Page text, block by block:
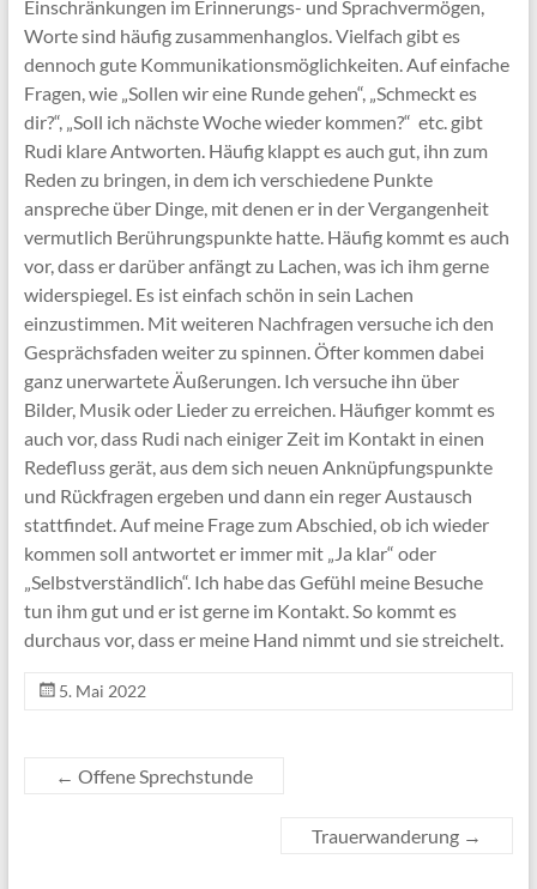
Einschränkungen im Erinnerungs- und Sprachvermögen,
Worte sind häufig zusammenhanglos. Vielfach gibt es
dennoch gute Kommunikationsmöglichkeiten. Auf einfache
Fragen, wie „Sollen wir eine Runde gehen“, „Schmeckt es
dir?“, „Soll ich nächste Woche wieder kommen?“ etc. gibt
Rudi klare Antworten. Häufig klappt es auch gut, ihn zum
Reden zu bringen, in dem ich verschiedene Punkte
anspreche über Dinge, mit denen er in der Vergangenheit
vermutlich Berührungspunkte hatte. Häufig kommt es auch
vor, dass er darüber anfängt zu Lachen, was ich ihm gerne
widerspiegel. Es ist einfach schön in sein Lachen
einzustimmen. Mit weiteren Nachfragen versuche ich den
Gesprächsfaden weiter zu spinnen. Öfter kommen dabei
ganz unerwartete Äußerungen. Ich versuche ihn über
Bilder, Musik oder Lieder zu erreichen. Häufiger kommt es
auch vor, dass Rudi nach einiger Zeit im Kontakt in einen
Redefluss gerät, aus dem sich neuen Anknüpfungspunkte
und Rückfragen ergeben und dann ein reger Austausch
stattfindet. Auf meine Frage zum Abschied, ob ich wieder
kommen soll antwortet er immer mit „Ja klar“ oder
„Selbstverständlich“. Ich habe das Gefühl meine Besuche
tun ihm gut und er ist gerne im Kontakt. So kommt es
durchaus vor, dass er meine Hand nimmt und sie streichelt.
5. Mai 2022
← Offene Sprechstunde
Trauerwanderung →